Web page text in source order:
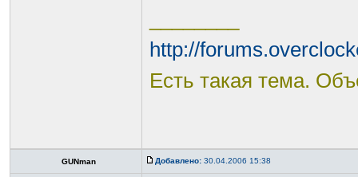
http://
Есть такая тема.
GUNman Добавлено: 30.04.2006 15:38